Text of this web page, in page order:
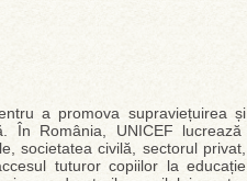
a promova supraviețuirea și
În România, UNICEF lucrează
societatea civilă, sectorul privat,
tuturor copiilor la educație